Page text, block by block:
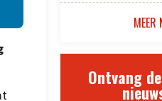
MEER
Ontvang